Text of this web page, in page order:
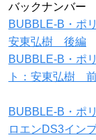
バックナンバー
BUBBLE-B・ポ
安東弘樹 後編
BUBBLE-B・ポ
ト：安東弘樹
BUBBLE-B・ポ
ロエンDS3イン